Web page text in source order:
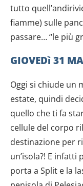
tutto
fiamme) sulle
passare… “le più
GIOVEDì 31
Oggi si chiude un
estate, quindi
quello che ti fa
cellule del corpo
destinazione per
un’isola?! E
porta a Split e la